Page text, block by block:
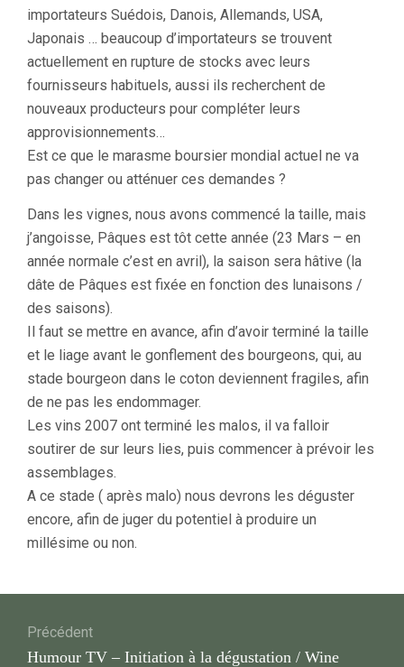
importateurs Suédois, Danois, Allemands, USA,
Japonais … beaucoup d’importateurs se trouvent
actuellement en rupture de stocks avec leurs
fournisseurs habituels, aussi ils recherchent de
nouveaux producteurs pour compléter leurs
approvisionnements…
Est ce que le marasme boursier mondial actuel ne va
pas changer ou atténuer ces demandes ?
Dans les vignes, nous avons commencé la taille, mais
j’angoisse, Pâques est tôt cette année (23 Mars – en
année normale c’est en avril), la saison sera hâtive (la
dâte de Pâques est fixée en fonction des lunaisons /
des saisons).
Il faut se mettre en avance, afin d’avoir terminé la taille
et le liage avant le gonflement des bourgeons, qui, au
stade bourgeon dans le coton deviennent fragiles, afin
de ne pas les endommager.
Les vins 2007 ont terminé les malos, il va falloir
soutirer de sur leurs lies, puis commencer à prévoir les
assemblages.
A ce stade ( après malo) nous devrons les déguster
encore, afin de juger du potentiel à produire un
millésime ou non.
dePrécédent
Article
Humour TV – Initiation à la dégustation / Wine